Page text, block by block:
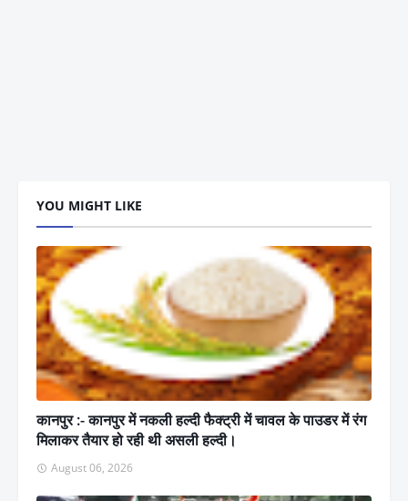
YOU MIGHT LIKE
कानपुर :- कानपुर में नकली हल्दी फैक्ट्री में चावल के पाउडर में रंग
मिलाकर तैयार हो रही थी असली हल्दी।
August 06, 2026